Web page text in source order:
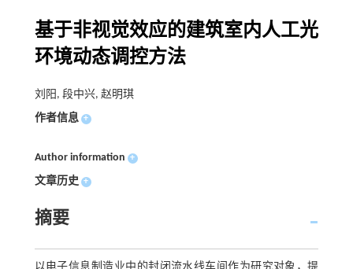
基于非视觉效应的建筑室内人工光
环境动态调控方法
刘阳, 段中兴, 赵明琪
作者信息 +
Author information +
文章历史 +
摘要